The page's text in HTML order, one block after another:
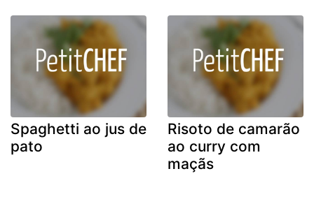
Spaghetti ao jus de
pato
Risoto de camarão
ao curry com
maçãs